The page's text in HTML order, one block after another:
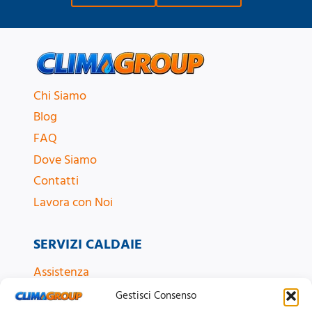
Gestisci Consenso
Chi Siamo
Blog
FAQ
Dove Siamo
Contatti
Lavora con Noi
SERVIZI CALDAIE
Assistenza
Bollino Blu